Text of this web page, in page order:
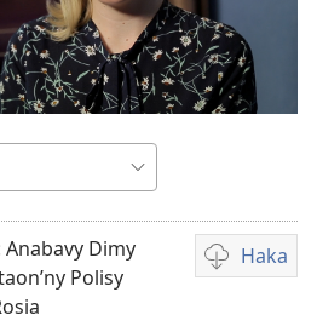
Dimy
Polisy
Haka
Fandikana